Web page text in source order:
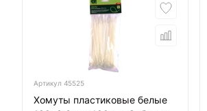
Артикул 45525
Хомуты пластиковые белые